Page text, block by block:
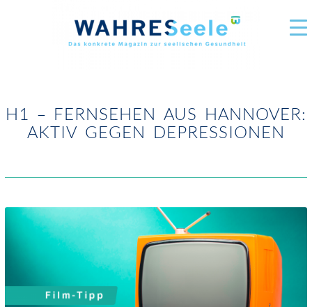
H1 – FERNSEHEN AUS HANNOVER:
AKTIV GEGEN DEPRESSIONEN